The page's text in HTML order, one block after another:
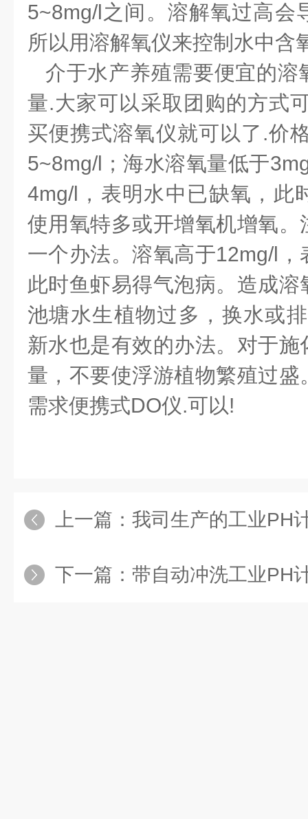
5~8mg/l之间。溶解氧过高会
所以用溶解氧仪来控制水中含
介于水产养殖需要便宜的溶
量.大家可以采取团购的方式
买便携式溶氧仪就可以了.价
5~8mg/l ；海水溶氧量低于
4mg/l ，表明水中已缺氧，此
使用氧特多或开增氧机增氧
一个办法。溶氧高于12mg/l
此时鱼虾易得气泡病。造成
池塘水生植物过多，换水或
新水也是有效的办法。对于
量，不要使浮游植物繁殖过
需求便携式DO仪.可以!
上一篇： 我司生产的工业PH计可以配任
下一篇： 带自动冲洗工业PH